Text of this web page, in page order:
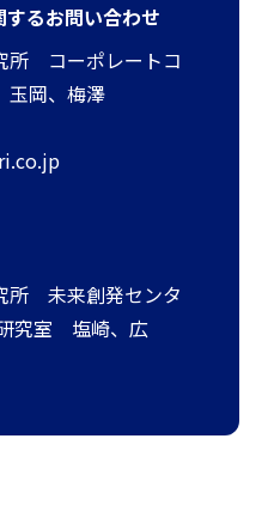
るお問い合わせ
所 コーポレートコ
岡、梅澤
所 未来創発センタ
究室 塩崎、広